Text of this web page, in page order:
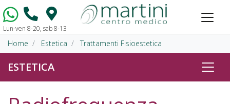
Vai al contenuto
Lun-ven 8-20, sab 8-13
Home Estetica Trattamenti Fisioestetica
ESTETICA